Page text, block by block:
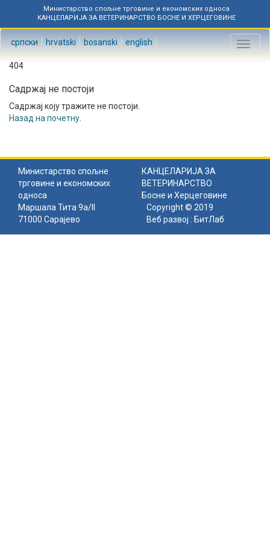
Министарство спољне трговине и економских односа
КАНЦЕЛАРИЈА ЗА ВЕТЕРИНАРСТВО БОСНЕ И ХЕРЦЕГОВИНЕ
српски hrvatski bosanski english
Toggle
404
Садржај не постоји
Садржај коју тражите не постоји.
Назад на почетну
Министарство спољне
трговине и економских
односа
КАНЦЕЛАРИЈА ЗА
ВЕТЕРИНАРСТВО
Босне и Херцеговине
Маршала Тита 9а/II
71000 Сарајево
Copyright © 2019
Веб развој : БитЛаб